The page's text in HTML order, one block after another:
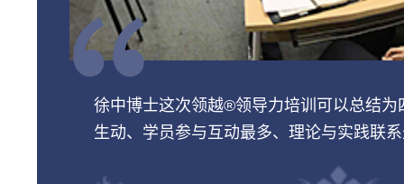
徐中博士这次领越®领导力培训可以总结为
生动、学员参与互动最多、理论与实践联